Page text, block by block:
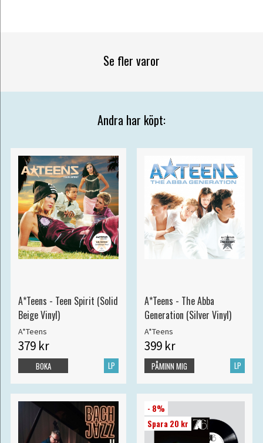
Se fler varor
Andra har köpt:
A*Teens - Teen Spirit (Solid
Beige Vinyl)
A*Teens
379 kr
LP
BOKA
A*Teens - The Abba
Generation (Silver Vinyl)
A*Teens
399 kr
LP
PÅMINN MIG
- 8%
Spara 20 kr